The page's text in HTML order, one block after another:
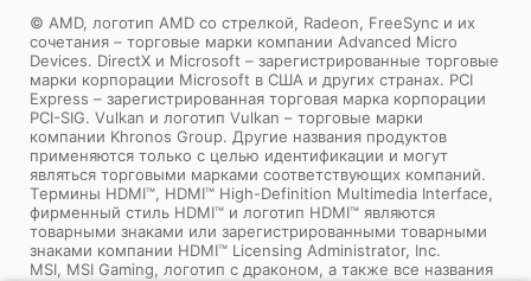
© AMD, логотип AMD со стрелкой, Radeon, FreeSync и их
сочетания – торговые марки компании Advanced Micro
Devices. DirectX и Microsoft – зарегистрированные торговые
марки корпорации Microsoft в США и других странах. PCI
Express – зарегистрированная торговая марка корпорации
PCI-SIG. Vulkan и логотип Vulkan – торговые марки
компании Khronos Group. Другие названия продуктов
применяются только с целью идентификации и могут
являться торговыми марками соответствующих компаний.
Tермины HDMI™, HDMI™ High-Definition Multimedia Interface,
фирменный стиль HDMI™ и логотип HDMI™ являются
товарными знаками или зарегистрированными товарными
знаками компании HDMI™ Licensing Administrator, Inc.
MSI, MSI Gaming, логотип с драконом, а также все названия